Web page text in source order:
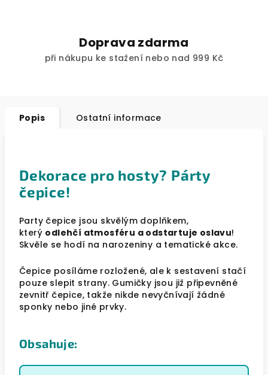
Doprava zdarma
při nákupu ke stažení nebo nad 999 Kč
Popis Ostatní informace
Dekorace pro hosty? Párty
čepice!
Party čepice jsou skvělým doplňkem,
který odlehčí atmosféru a odstartuje oslavu!
Skvěle se hodí na narozeniny a tematické akce.
Čepice posíláme rozložené, ale k sestavení stačí
pouze slepit strany. Gumičky jsou již připevněné
zevnitř čepice, takže nikde nevyčnívají žádné
sponky nebo jiné prvky.
Obsahuje: